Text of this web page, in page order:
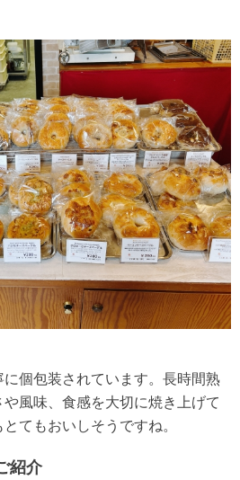
個包装されています。長時間熟
風味、食感を大切に焼き上げて
てもおいしそうですね。
紹介